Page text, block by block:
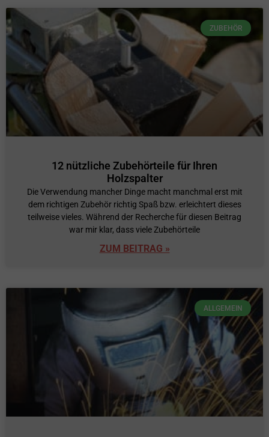
ZUBEHÖR
12 nützliche Zubehörteile für Ihren
Holzspalter
Die Verwendung mancher Dinge macht manchmal erst mit
dem richtigen Zubehör richtig Spaß bzw. erleichtert dieses
teilweise vieles. Während der Recherche für diesen Beitrag
war mir klar, dass viele Zubehörteile
ZUM BEITRAG »
ALLGEMEIN